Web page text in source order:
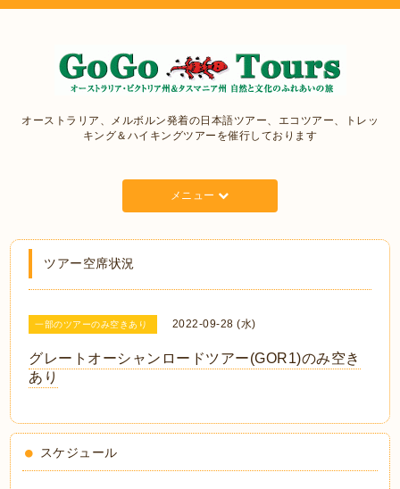
オーストラリア、メルボルン発着の日本語ツアー、エコツアー、トレッ
キング＆ハイキングツアーを催行しております
メニュー
ツアー空席状況
一部のツアーのみ空きあり 2022-09-28 (水)
グレートオーシャンロードツアー(GOR1)のみ空き
あり
スケジュール